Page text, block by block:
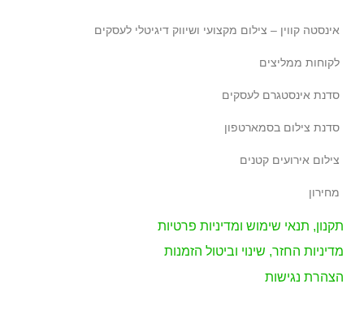
אינסטה קווין – צילום מקצועי ושיווק דיגיטלי לעסקים
לקוחות ממליצים
סדנת אינסטגרם לעסקים
סדנת צילום בסמארטפון
צילום אירועים קטנים
מחירון
תקנון, תנאי שימוש ומדיניות פרטיות
מדיניות החזר, שינוי וביטול הזמנות
הצהרת נגישות